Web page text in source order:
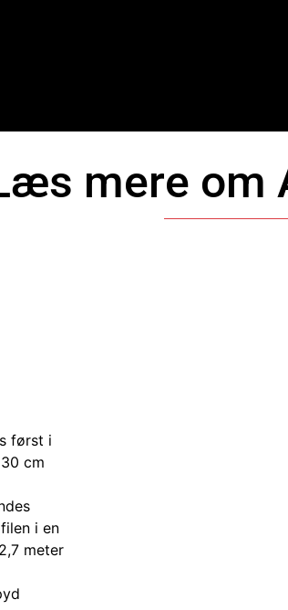
mere om
først i
cm
i en
meter